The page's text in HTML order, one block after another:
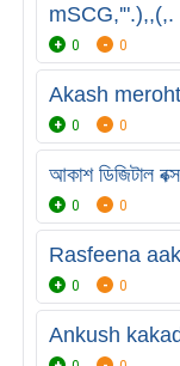
mSCG,'".),,(,.
0 0
Akash
0 0
আকাশ ডিজিটাল
0 0
Rasfeena
0 0
Ankush kakad